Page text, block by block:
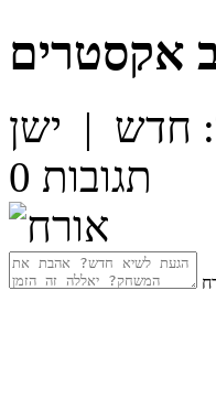
אקסטרים
חדש | ישן
0 תגובות